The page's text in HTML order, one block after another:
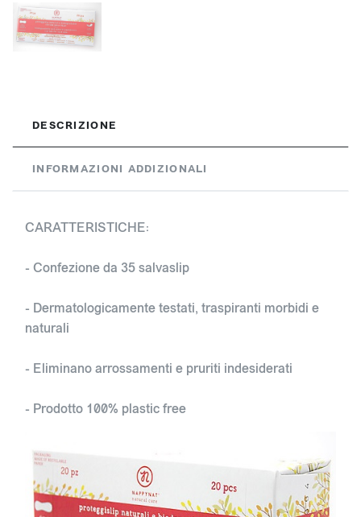
DESCRIZIONE
INFORMAZIONI ADDIZIONALI
CARATTERISTICHE:
- Confezione da 35 salvaslip
- Dermatologicamente testati, traspiranti morbidi e
naturali
- Eliminano arrossamenti e pruriti indesiderati
- Prodotto 100% plastic free